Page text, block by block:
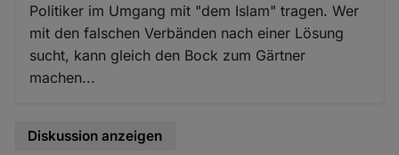
Politiker im Umgang mit "dem Islam" tragen. Wer
mit den falschen Verbänden nach einer Lösung
sucht, kann gleich den Bock zum Gärtner
machen...
Diskussion anzeigen